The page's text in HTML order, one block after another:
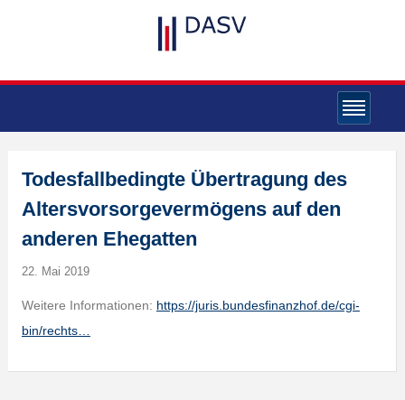
Todesfallbedingte Übertragung des
Altersvorsorgevermögens auf den
anderen Ehegatten
22. Mai 2019
Weitere Informationen: https://juris.bundesfinanzhof.de/cgi-
bin/rechts…